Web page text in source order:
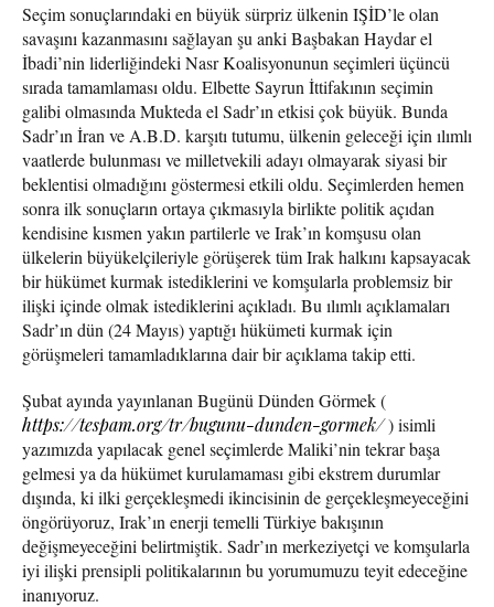
Seçim sonuçlarındaki en büyük sürpriz ülkenin IŞİD’le olan
savaşını kazanmasını sağlayan şu anki Başbakan Haydar el
İbadi’nin liderliğindeki Nasr Koalisyonunun seçimleri üçüncü
sırada tamamlaması oldu. Elbette Sayrun İttifakının seçimin
galibi olmasında Mukteda el Sadr’ın etkisi çok büyük. Bunda
Sadr’ın İran ve A.B.D. karşıtı tutumu, ülkenin geleceği için ılımlı
vaatlerde bulunması ve milletvekili adayı olmayarak siyasi bir
beklentisi olmadığını göstermesi etkili oldu. Seçimlerden hemen
sonra ilk sonuçların ortaya çıkmasıyla birlikte politik açıdan
kendisine kısmen yakın partilerle ve Irak’ın komşusu olan
ülkelerin büyükelçileriyle görüşerek tüm Irak halkını kapsayacak
bir hükümet kurmak istediklerini ve komşularla problemsiz bir
ilişki içinde olmak istediklerini açıkladı. Bu ılımlı açıklamaları
Sadr’ın dün (24 Mayıs) yaptığı hükümeti kurmak için
görüşmeleri tamamladıklarına dair bir açıklama takip etti.
Şubat ayında yayınlanan Bugünü Dünden Görmek (
https://tespam.org/tr/bugunu-dunden-gormek/) isimli
yazımızda yapılacak genel seçimlerde Maliki’nin tekrar başa
gelmesi ya da hükümet kurulamaması gibi ekstrem durumlar
dışında, ki ilki gerçekleşmedi ikincisinin de gerçekleşmeyeceğini
öngörüyoruz, Irak’ın enerji temelli Türkiye bakışının
değişmeyeceğini belirtmiştik. Sadr’ın merkeziyetçi ve komşularla
iyi ilişki prensipli politikalarının bu yorumumuzu teyit edeceğine
inanıyoruz.